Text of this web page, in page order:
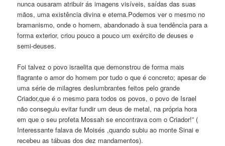
nunca ousaram atribuir ás imagens visíveis, saídas das suas
mãos, uma existência divina e eterna.Podemos ver o mesmo no
bramanismo, onde o homem, abandonado à sua tendência para a
forma exterior, criou pouco a pouco um exército de deuses e
semi-deuses.
Foi talvez o povo israelita que demonstrou de forma mais
flagrante o amor do homem por tudo o que é concreto; apesar de
uma série de milagres deslumbrantes feitos pelo grande
Criador,que é o mesmo para todos os povos, o povo de Israel
não conseguiu evitar fundir um deus de metal, na própria hora
em que o seu profeta Mossah se encontrava com o Criador!” (
Interessante falava de Moisés ,quando subiu ao monte Sinai e
recebeu as tábuas dos dez mandamentos).